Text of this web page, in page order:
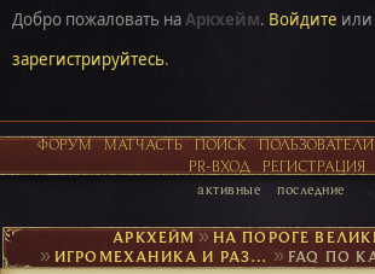
Добро пожаловать наАркхейм. Войдите или
зарегистрируйтесь.
ФОРУМ МАТЧАСТЬ ПОИСК ПОЛЬЗОВАТЕЛИ
PR-ВХОД
РЕГИСТРАЦИЯ
активные последние
АРКХЕЙМ►
► ИГРОМЕХАНИКА И РАЗВИТИЕ ПЕРСОНАЖА ►